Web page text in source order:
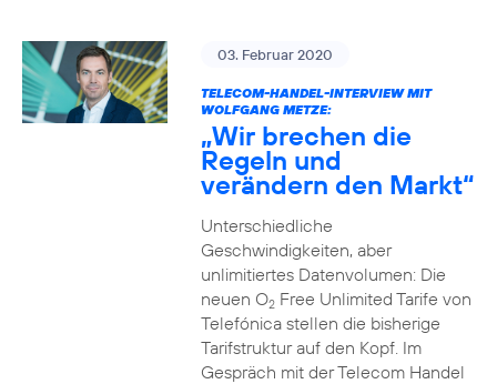
03. Februar 2020
TELECOM-HANDEL-INTERVIEW MIT
WOLFGANG METZE:
„Wir brechen die
Regeln und
verändern den Markt“
Unterschiedliche
Geschwindigkeiten, aber
unlimitiertes Datenvolumen: Die
neuen O2Free Unlimited Tarife von
Telefónica stellen die bisherige
Tarifstruktur auf den Kopf. Im
Gespräch mit der Telecom Handel